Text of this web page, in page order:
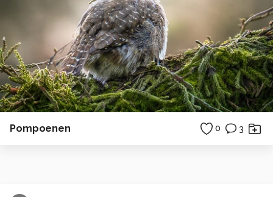
Pompoenen 0 3